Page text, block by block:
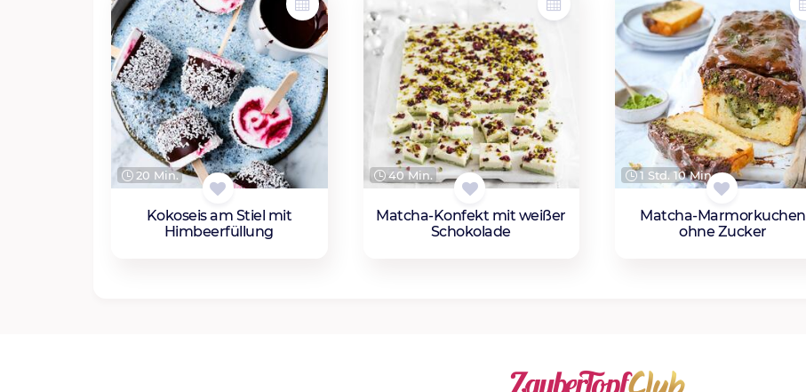
20 Min.
Kokoseis am Stiel mit
Himbeerfüllung
40 Min.
Matcha-Konfekt mit weißer
Schokolade
1 Std. 10 Min.
Matcha-Marmorkuchen
ohne Zucker